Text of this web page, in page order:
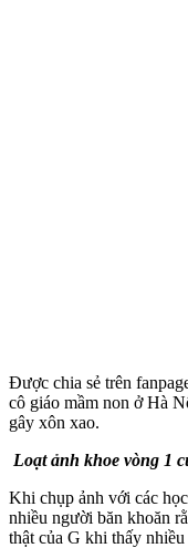
Được chia sẻ trên
cô giáo mầm non ở Hà
gây xôn xao.
Loạt ảnh khoe vòng 1
Khi chụp ảnh với các
nhiều người băn khoăn
thật của G khi thấy